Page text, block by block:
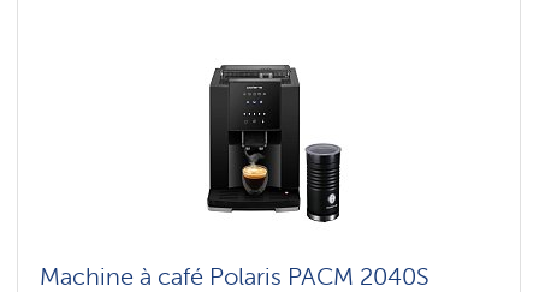
Machine à café Polaris PACM 2040S